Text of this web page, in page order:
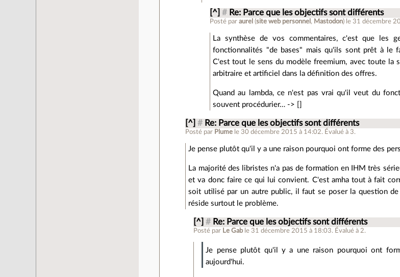
[^] # Re: Parce que les objectifs sont différents
Posté paraurel (site web personnel , Mastodon) le 31 décembre
La synthèse de vos commentaires, c'est que les
fonctionnalités "de bases" mais qu'ils sont prêt à le
C'est tout le sens du modèle freemium, avec toute la
arbitraire et artificiel dans la définition des offres.
Quand au lambda, ce n'est pas vrai qu'il veut du
souvent procédurier… -> []
[^] # Re: Parce que les objectifs sont différents
Posté par Plume le 30 décembre 2015 à 14:02. Évalué à 3.
Je pense plutôt qu'il y a une raison pourquoi ont forme des
La majorité des libristes n'a pas de formation en IHM très
et va donc faire ce qui lui convient. C'est amha tout à fait
soit utilisé par un autre public, il faut se poser la question
réside surtout le problème.
[^] # Re: Parce que les objectifs sont différents
Posté par Le Gab le 31 décembre 2015 à 18:03. Évalué à 2.
Je pense plutôt qu'il y a une raison pourquoi ont
aujourd'hui.